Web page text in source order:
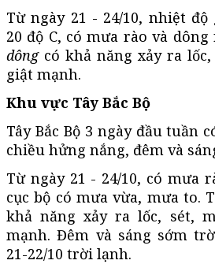
Từ ngày 21 - 24/10, nhiệt
20 độ C, có mưa rào và
dôngcó khả năng xảy ra lốc,
giật mạnh.
Khu vực Tây Bắc Bộ
Tây Bắc Bộ 3 ngày đầu tuần
chiều hửng nắng, đêm và
Từ ngày 21 - 24/10, có mưa
cục bộ có mưa vừa, mưa to.
khả năng xảy ra lốc, sét,
mạnh. Đêm và sáng sớm
21-22/10 trời lạnh.